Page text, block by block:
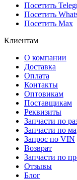
Посетить
Посетить
Посетить Max
Клиентам
О компании
Доставка
Оплата
Контакты
Оптовикам
Поставщикам
Реквизиты
Запчасти по
Запчасти по
Запрос по VIN
Возврат
Запчасти по
Отзывы
Блог